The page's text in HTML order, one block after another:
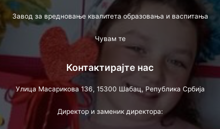
Завод за вредновање квалитета образовања и васпитања
Чувам те
Контактирајте нас
Улица Масарикова 136, 15300 Шабац, Република Србија
Директор и заменик директора: